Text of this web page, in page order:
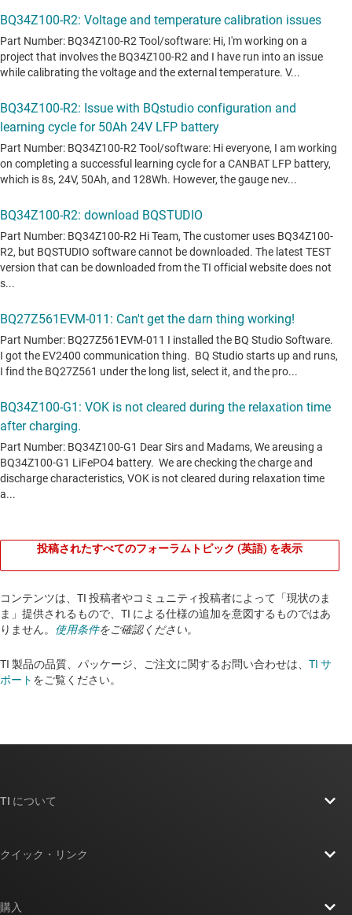
投稿されたすべてのフォーラムトピック (英語) を表示
コンテンツは、TI 投稿者やコミュニティ投稿者によって「現状のま
ま」提供されるもので、TI による仕様の追加を意図するものではあ
りません。 使用条件をご確認ください。
TI 製品の品質、パッケージ、ご注文に関するお問い合わせは、 TI サ
ポート をご覧ください。​​​​​​​​​​​​​​
TI について
クイック・リンク
購入